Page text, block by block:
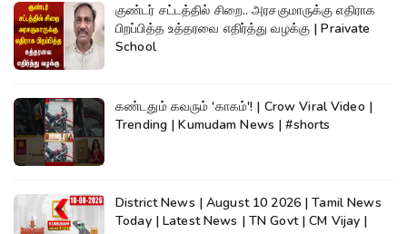
குண்டர் சட்டத்தில் சிறை.. அரசகுமாருக்கு எதிராக
பிறப்பித்த உத்தரவை எதிர்த்து வழக்கு | Praivate
School
கண்டதும் கவரும் 'காகம்'! | Crow Viral Video |
Trending | Kumudam News | #shorts
District News | August 10 2026 | Tamil News
Today | Latest News | TN Govt | CM Vijay |